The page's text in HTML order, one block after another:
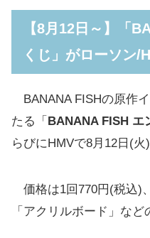
じ」がローソン/
【8月22日～】「
レクトボックス」
ソン ＠Loppi/HMV
【8月22日10:30～
【9月19日11:00～
STORE in HMV」
【8月12日～】「
くじ」がローソン/
BANANA FISHの原作
たる「 BANANA FISH エ
らびにHMVで8月12日(火
価格は1回770円(税込)
「アクリルボード」など